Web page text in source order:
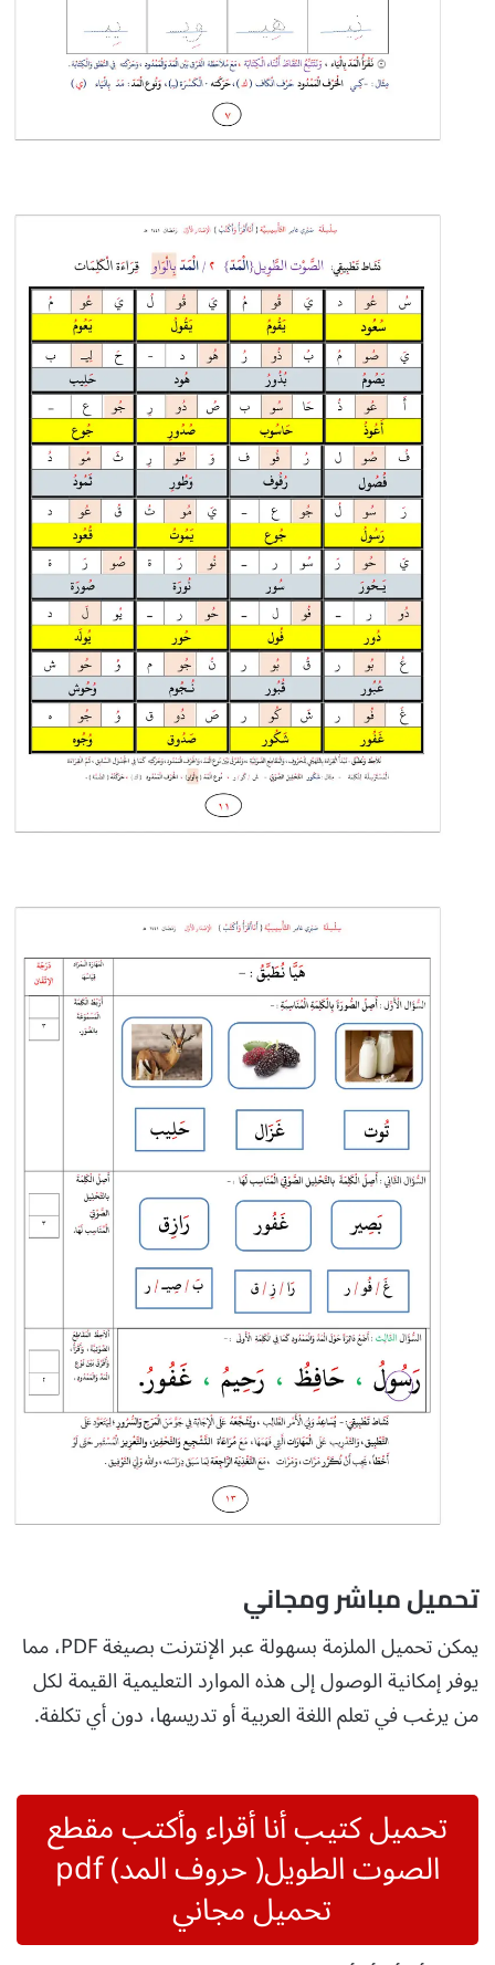
تحميل مباشر ومجاني
يمكن تحميل الملزمة بسهولة عبر الإنترنت بصيغة PDF، مما
يوفر إمكانية الوصول إلى هذه الموارد التعليمية القيمة لكل
من يرغب في تعلم اللغة العربية أو تدريسها، دون أي تكلفة.
تحميل كتيب أنا أقراء وأكتب مقطع
الصوت الطويل( حروف المد) pdf
تحميل مجاني